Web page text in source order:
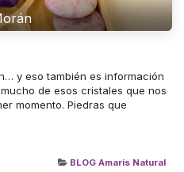
y eso también es información
de esos cristales que nos
momento. Piedras que
BLOG Amaris Natural